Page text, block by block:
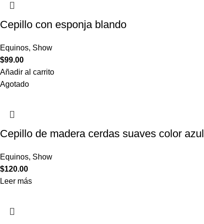
Cepillo con esponja blando
Equinos, Show
$99.00
Añadir al carrito
Agotado
Cepillo de madera cerdas suaves color azul
Equinos, Show
$120.00
Leer más